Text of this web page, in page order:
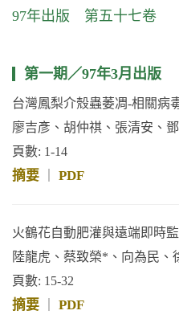
97年出版 第五十七卷
第一期／97年3月出版
台灣鳳梨介殼蟲萎凋-相關病
廖吉彥、胡仲祺、張清安、
頁數: 1-14
摘要 PDF
火鶴花自動肥灌與遠端即時
陸龍虎、蔡致榮*、向為民、
頁數: 15-32
摘要 PDF